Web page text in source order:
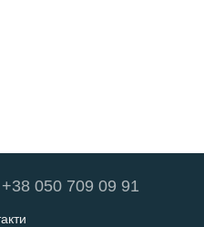
+38 050 709 09 91